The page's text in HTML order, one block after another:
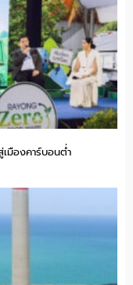
มืองคาร์บอนต่ำ